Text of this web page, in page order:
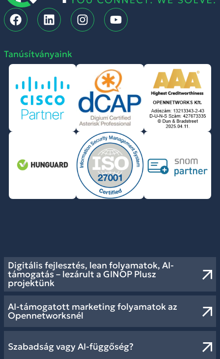
Digitális fejlesztés, lean folyamatok, AI-
támogatás – lezárult a GINOP Plusz
projektünk
AI-támogatott marketing folyamatok az
Opennetworksnél
Szabadság vagy AI-függőség?
Tanúsítványaink